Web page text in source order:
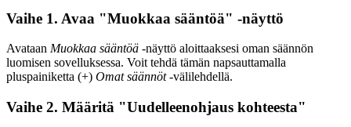
Vaihe 1. Avaa "Muokkaa sääntöä" -näyttö
Avataan Muokkaa sääntöä -näyttö aloittaaksesi oman säännön
luomisen sovelluksessa. Voit tehdä tämän napsauttamalla
pluspainiketta (+) Omat säännöt-välilehdellä.
Vaihe 2. Määritä "Uudelleenohjaus kohteesta"